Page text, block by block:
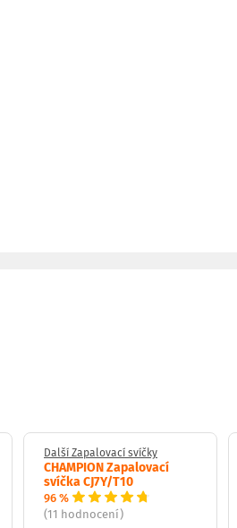
Další Zapalovací svíčky
CHAMPION Zapalovací
svíčka CJ7Y/T10
96 %
(11 hodnocení)